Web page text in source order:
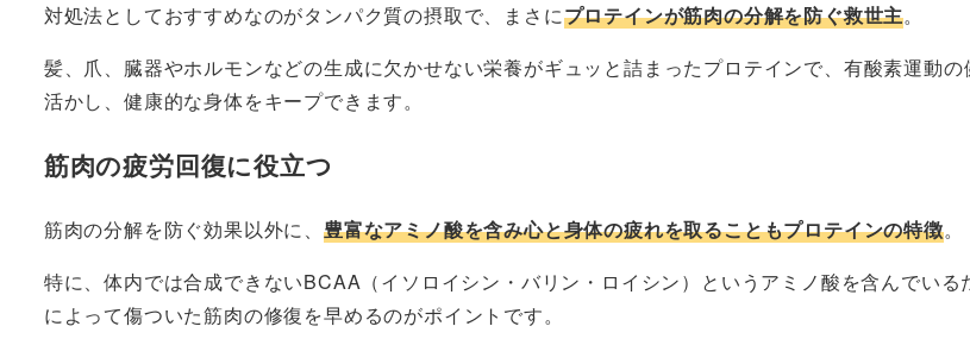
対処法としておすすめなのがタンパク質の摂取で、まさにプロテインが筋肉の分解を防ぐ救世主。
髪、爪、臓器やホルモンなどの生成に欠かせない栄養がギュッと詰まったプロテインで、有酸素運動
活かし、健康的な身体をキープできます。
筋肉の疲労回復に役立つ
筋肉の分解を防ぐ効果以外に、 豊富なアミノ酸を含み心と身体の疲れを取ることもプロテインの特徴。
特に、体内では合成できないBCAA（イソロイシン・バリン・ロイシン）というアミノ酸を含んでいる
によって傷ついた筋肉の修復を早めるのがポイントです。